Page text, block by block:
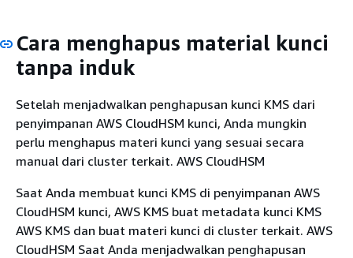
Cara menghapus material kunci
tanpa induk
Setelah menjadwalkan penghapusan kunci KMS dari
penyimpanan AWS CloudHSM kunci, Anda mungkin
perlu menghapus materi kunci yang sesuai secara
manual dari cluster terkait. AWS CloudHSM
Saat Anda membuat kunci KMS di penyimpanan AWS
CloudHSM kunci, AWS KMS buat metadata kunci KMS
AWS KMS dan buat materi kunci di cluster terkait. AWS
CloudHSM Saat Anda menjadwalkan penghapusan